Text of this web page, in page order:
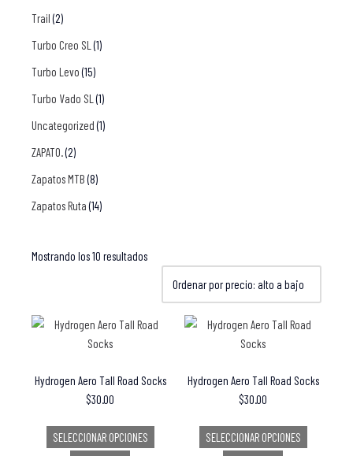
Trail (2)
Turbo Creo SL (1)
Turbo Levo (15)
Turbo Vado SL (1)
Uncategorized (1)
ZAPATO.(2)
Zapatos MTB (8)
Zapatos Ruta (14)
Mostrando los 10 resultados
Hydrogen Aero Tall Road Socks
$30.00
SELECCIONAR OPCIONES
Hydrogen Aero Tall Road Socks
$30.00
SELECCIONAR OPCIONES